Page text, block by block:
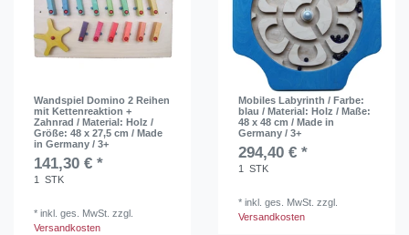
Wandspiel Domino 2 Reihen
mit Kettenreaktion +
Zahnrad / Material: Holz /
Größe: 48 x 27,5 cm / Made
in Germany / 3+
141,30 € *
1 STK
*inkl. ges. MwSt. zzgl.
Versandkosten
Mobiles Labyrinth / Farbe:
blau / Material: Holz / Maße:
48 x 48 cm / Made in
Germany / 3+
294,40 € *
1 STK
*inkl. ges. MwSt. zzgl.
Versandkosten